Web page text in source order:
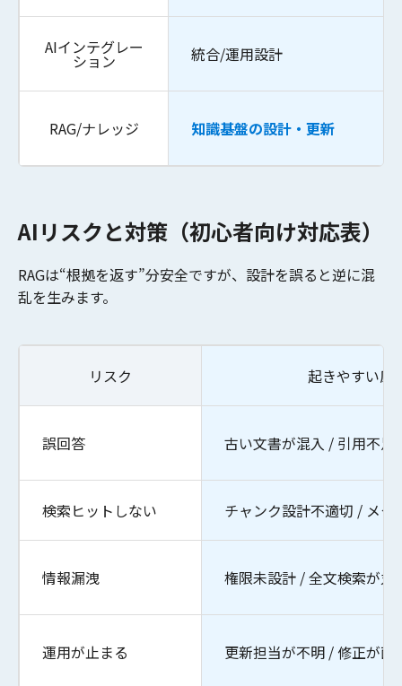
AIインテグレー
ション 統合/運用設計
RAG/ナレッジ 知識基盤の設計・更新
AIリスクと対策（初心者向け対応表）
RAGは“根拠を返す”分安全ですが、設計を誤ると逆に混
乱を生みます。
リスク 起きやすい原
誤回答 古い文書が混入 / 引用不足
検索ヒットしない チャンク設計不適切 / メタ
情報漏洩 権限未設計 / 全文検索が丸
運用が止まる 更新担当が不明 / 修正が面